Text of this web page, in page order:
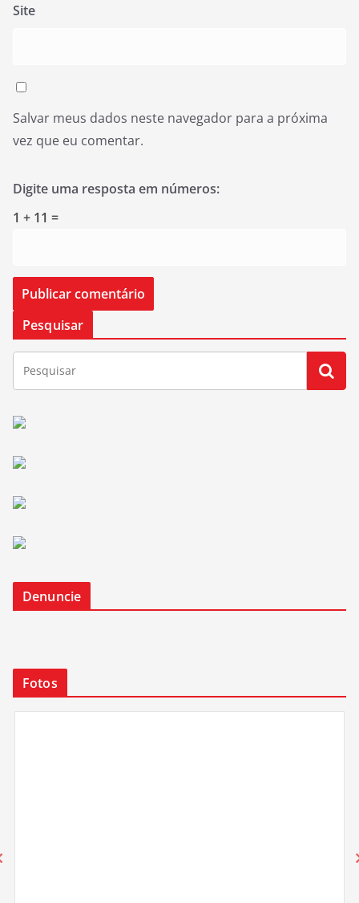
Site
Salvar meus dados neste navegador para a próxima
vez que eu comentar.
Digite uma resposta em números:
1 + 11 =
Pesquisar
Denuncie
Fotos